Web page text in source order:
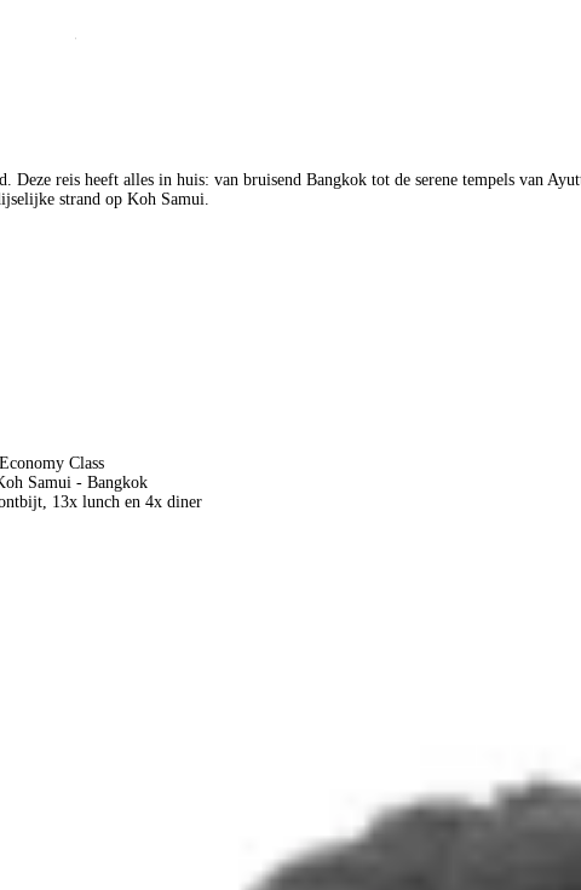
Deze reis heeft alles in huis: van bruisend Bangkok tot de serene tempels van
strand op Koh Samui.
Class
Samui - Bangkok
13x lunch en 4x diner